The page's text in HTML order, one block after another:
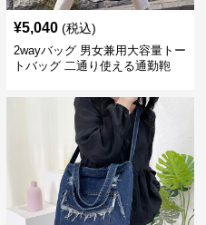
¥5,040 (税込)
2wayバッグ 男女兼用大容量トー
トバッグ 二通り使える通勤鞄